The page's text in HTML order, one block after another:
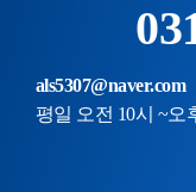
als5307@naver.com
평일 오전 10시 ~오